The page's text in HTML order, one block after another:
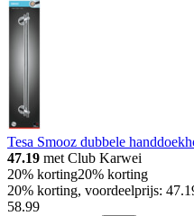
Tesa Smooz dubbele
47.19 met Club Karwei
20% korting20% korting
20% korting, voordeelprijs:
58.99